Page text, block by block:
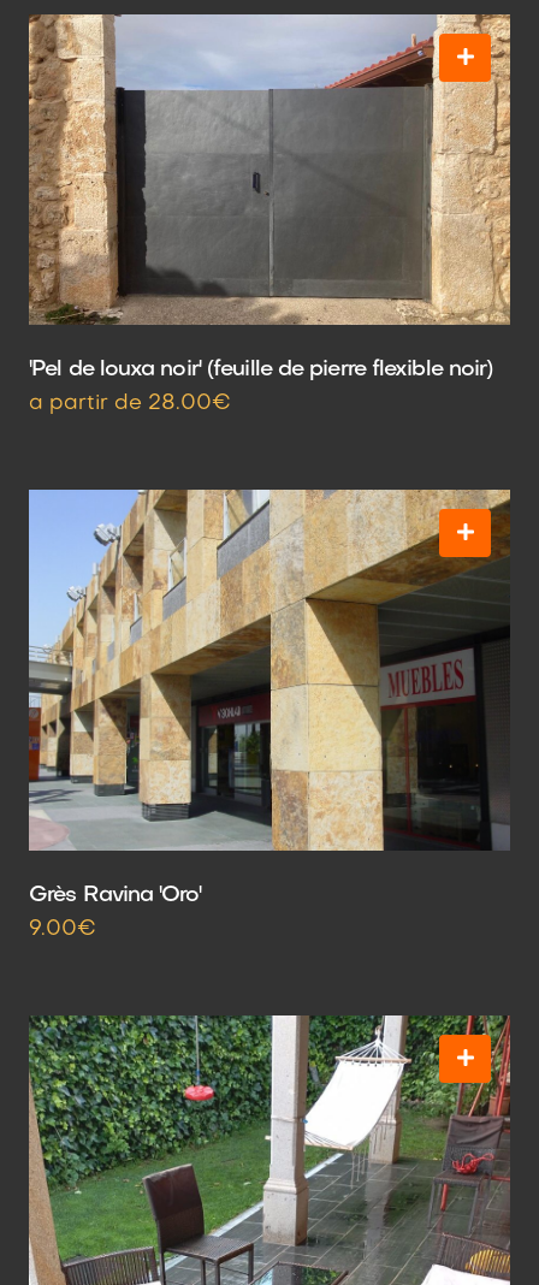
'Pel de louxa noir' (feuille de pierre flexible noir)
a partir de 28.00€
Grès Ravina 'Oro'
9.00€